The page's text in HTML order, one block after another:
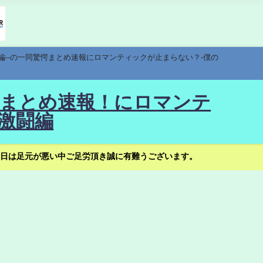
の一同驚愕まとめ速報にロマンティックが止まらない？-僕の
とめ速報！にロマンテ
闘編
足元が悪い中ご足労頂き誠に有難うございます。